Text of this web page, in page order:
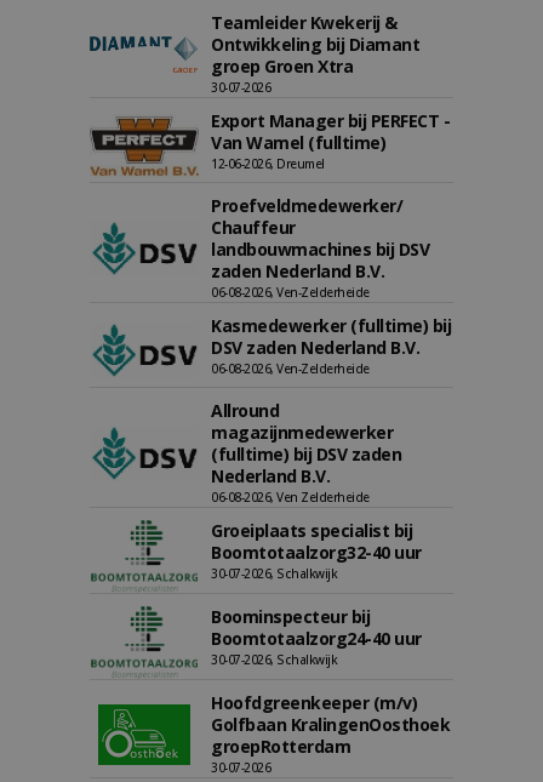
Teamleider Kwekerij &
Ontwikkeling bij Diamant
groep Groen Xtra
30-07-2026
Export Manager bij PERFECT -
Van Wamel (fulltime)
12-06-2026, Dreumel
Proefveldmedewerker/
Chauffeur
landbouwmachines bij DSV
zaden Nederland B.V.
06-08-2026, Ven-Zelderheide
Kasmedewerker (fulltime) bij
DSV zaden Nederland B.V.
06-08-2026, Ven-Zelderheide
Allround
magazijnmedewerker
(fulltime) bij DSV zaden
Nederland B.V.
06-08-2026, Ven Zelderheide
Groeiplaats specialist bij
Boomtotaalzorg32-40 uur
30-07-2026, Schalkwijk
Boominspecteur bij
Boomtotaalzorg24-40 uur
30-07-2026, Schalkwijk
Hoofdgreenkeeper (m/v)
Golfbaan KralingenOosthoek
groepRotterdam
30-07-2026